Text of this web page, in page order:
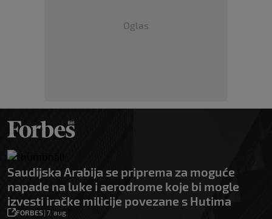
Oglas
Saudijska Arabija se priprema za moguće
napade na luke i aerodrome koje bi mogle
izvesti iračke milicije povezane s Hutima
FORBES| 7. aug.